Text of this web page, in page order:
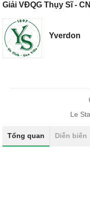
Giải VĐQG Thụy Sĩ -
Yverdon
Le
Tổng quan Diễn biến